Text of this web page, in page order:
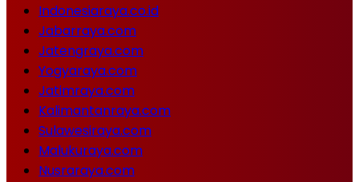
Indonesiaraya.co.id
Jabarraya.com
Jatengraya.com
Yogyaraya.com
Jatimraya.com
Kalimantanraya.com
Sulawesiraya.com
Malukuraya.com
Nusraraya.com